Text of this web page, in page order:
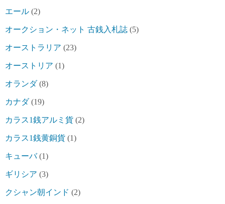
エール (2)
オークション・ネット 古銭入札誌 (5)
オーストラリア (23)
オーストリア (1)
オランダ(8)
カナダ(19)
カラス1銭アルミ貨 (2)
カラス1銭黄銅貨 (1)
キューバ(1)
ギリシア (3)
クシャン朝インド (2)